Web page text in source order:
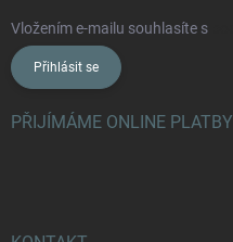
Vložením e-mailu souhlasíte s
Přihlásit se
PŘIJÍMÁME ONLINE PLATBY